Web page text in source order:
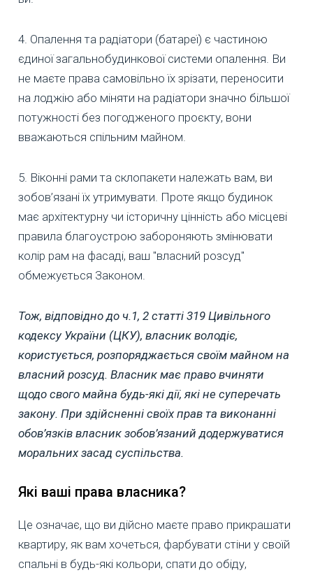
4. Опалення та радіатори (батареї) є частиною
єдиної загальнобудинкової системи опалення. Ви
не маєте права самовільно їх зрізати, переносити
на лоджію або міняти на радіатори значно більшої
потужності без погодженого проєкту, вони
вважаються спільним майном.
5. Віконні рами та склопакети належать вам, ви
зобов’язані їх утримувати. Проте якщо будинок
має архітектурну чи історичну цінність або місцеві
правила благоустрою забороняють змінювати
колір рам на фасаді, ваш "власний розсуд"
обмежується Законом.
Тож, відповідно до ч.1, 2 статті 319 Цивільного
кодексу України (ЦКУ), власник володіє,
користується, розпоряджається своїм майном на
власний розсуд. Власник має право вчиняти
щодо свого майна будь-які дії, які не суперечать
закону. При здійсненні своїх прав та виконанні
обов’язків власник зобов’язаний додержуватися
моральних засад суспільства.
Які ваші права власника?
Це означає, що ви дійсно маєте право прикрашати
квартиру, як вам хочеться, фарбувати стіни у своїй
спальні в будь-які кольори, спати до обіду,